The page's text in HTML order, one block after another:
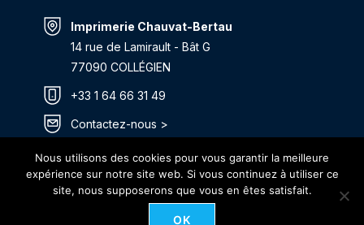
Imprimerie Chauvat-Bertau
14 rue de Lamirault - Bât G
77090 COLLÉGIEN
+33 1 64 66 31 49
Contactez-nous >
Itinéraire >
Nous utilisons des cookies pour vous garantir la meilleure
expérience sur notre site web. Si vous continuez à utiliser ce
site, nous supposerons que vous en êtes satisfait.
OK